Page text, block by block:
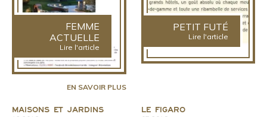
FEMME
ACTUELLE
Lire l'article
EN SAVOIR PLUS
PETIT FUTÉ
Lire l'article
Maisons et Jardins Le Figaro